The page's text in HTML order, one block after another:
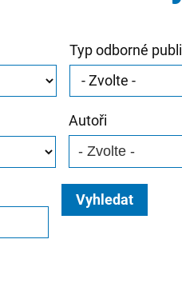
Typ odborné
Autoři
Vyhledat